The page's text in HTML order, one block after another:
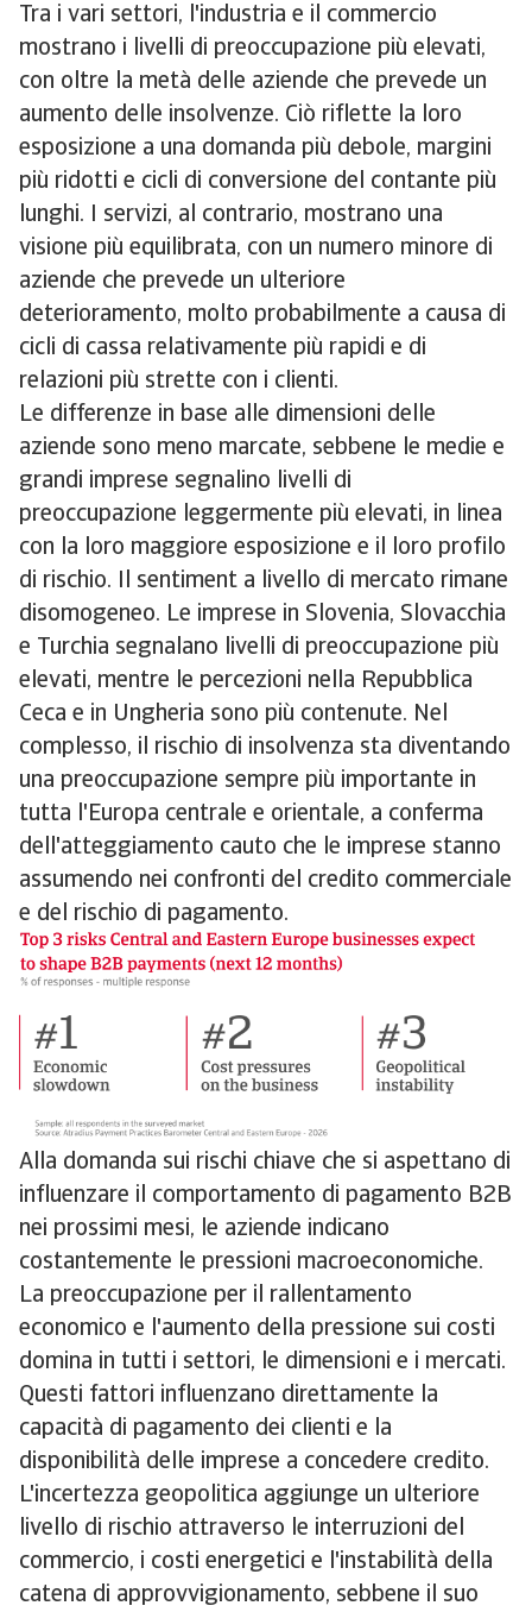
Tra i vari settori, l'industria e il commercio
mostrano i livelli di preoccupazione più elevati,
con oltre la metà delle aziende che prevede un
aumento delle insolvenze. Ciò riflette la loro
esposizione a una domanda più debole, margini
più ridotti e cicli di conversione del contante più
lunghi. I servizi, al contrario, mostrano una
visione più equilibrata, con un numero minore di
aziende che prevede un ulteriore
deterioramento, molto probabilmente a causa di
cicli di cassa relativamente più rapidi e di
relazioni più strette con i clienti.
Le differenze in base alle dimensioni delle
aziende sono meno marcate, sebbene le medie e
grandi imprese segnalino livelli di
preoccupazione leggermente più elevati, in linea
con la loro maggiore esposizione e il loro profilo
di rischio. Il sentiment a livello di mercato rimane
disomogeneo. Le imprese in Slovenia, Slovacchia
e Turchia segnalano livelli di preoccupazione più
elevati, mentre le percezioni nella Repubblica
Ceca e in Ungheria sono più contenute. Nel
complesso, il rischio di insolvenza sta diventando
una preoccupazione sempre più importante in
tutta l'Europa centrale e orientale, a conferma
dell'atteggiamento cauto che le imprese stanno
assumendo nei confronti del credito commerciale
e del rischio di pagamento.
Alla domanda sui rischi chiave che si aspettano di
influenzare il comportamento di pagamento B2B
nei prossimi mesi, le aziende indicano
costantemente le pressioni macroeconomiche.
La preoccupazione per il rallentamento
economico e l'aumento della pressione sui costi
domina in tutti i settori, le dimensioni e i mercati.
Questi fattori influenzano direttamente la
capacità di pagamento dei clienti e la
disponibilità delle imprese a concedere credito.
L'incertezza geopolitica aggiunge un ulteriore
livello di rischio attraverso le interruzioni del
commercio, i costi energetici e l'instabilità della
catena di approvvigionamento, sebbene il suo